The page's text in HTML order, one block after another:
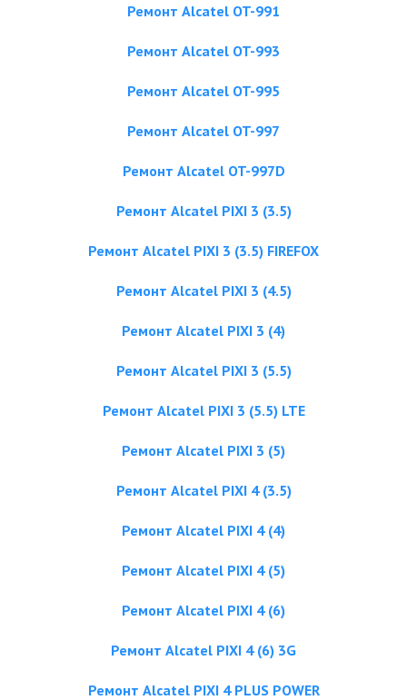
Ремонт Alcatel OT-991
Ремонт Alcatel OT-993
Ремонт Alcatel OT-995
Ремонт Alcatel OT-997
Ремонт Alcatel OT-997D
Ремонт Alcatel PIXI 3 (3.5)
Ремонт Alcatel PIXI 3 (3.5) FIREFOX
Ремонт Alcatel PIXI 3 (4.5)
Ремонт Alcatel PIXI 3 (4)
Ремонт Alcatel PIXI 3 (5.5)
Ремонт Alcatel PIXI 3 (5.5) LTE
Ремонт Alcatel PIXI 3 (5)
Ремонт Alcatel PIXI 4 (3.5)
Ремонт Alcatel PIXI 4 (4)
Ремонт Alcatel PIXI 4 (5)
Ремонт Alcatel PIXI 4 (6)
Ремонт Alcatel PIXI 4 (6) 3G
Ремонт Alcatel PIXI 4 PLUS POWER